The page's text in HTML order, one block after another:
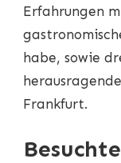
Erfahrungen
habe, sowie
Frankfurt.